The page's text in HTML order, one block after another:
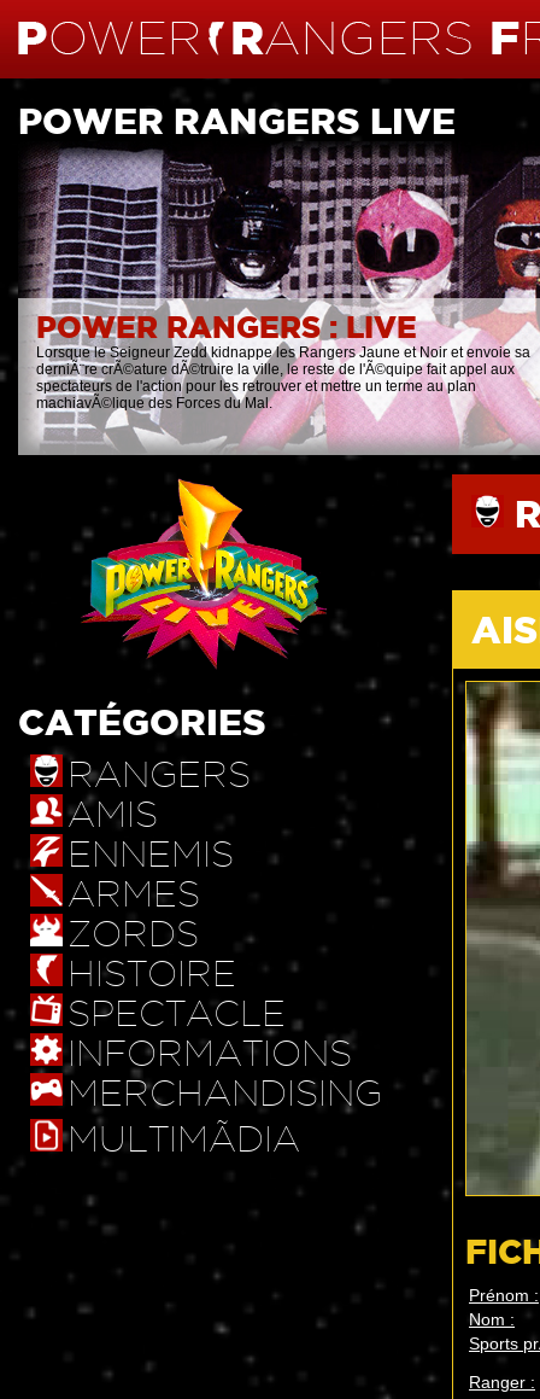
POWER RANGERS LIVE
POWER RANGERS : LIVE
Lorsque le Seigneur Zedd kidnappe les Rangers Jaune et Noir et envoie sa
derniÃ¨re crÃ©ature dÃ©truire la ville, le reste de l'Ã©quipe fait appel aux
spectateurs de l'action pour les retrouver et mettre un terme au plan
machiavÃ©lique des Forces du Mal.
CATÉGORIES
RANGERS
AMIS
ENNEMIS
ARMES
ZORDS
HISTOIRE
SPECTACLE
INFORMATIONS
MERCHANDISING
MULTIMÃDIA
Prénom :
Nom :
Sports
Ranger :